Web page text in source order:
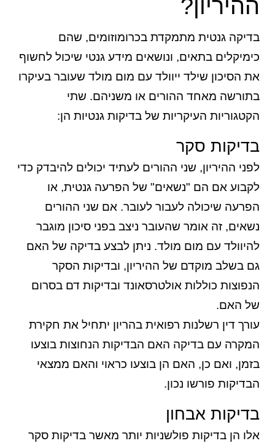
ההיריון?
בדיקה גנטית מתמקדת בכרומוזומים, שהם
כימיקלים בתאים, ונושאים מידע גנטי שיכול לחשוף
את הסיכון שילד ייוולד עם מום מולד שעובר בעיקרו
בתורשה מאחד ההורים או משניהם. שתי
הקטגוריות העיקריות של בדיקות גנטיות הן:
בדיקות סקר
לפני ההיריון, שני ההורים לעתיד יכולים להיבדק כדי
לקבוע אם הם "נשאים" של הפרעה גנטית, או
הפרעה שיכולה לעבור לעובר. אם שני ההורים
נשאים, זה אומר שהעובר ניצב בפני סיכון מוגבר
להיוולד עם מום מולד. ניתן לבצע בדיקה של האם
גם בשלב מוקדם של ההיריון, ובדיקות הסקר
הנפוצות כוללות אולטרסאונד ובדיקות דם בסרום
של האם.
עורך דין רשלנות רפואית בהריון יתחיל את חקירת
המקרה עם בדיקה האם הבדיקות הנחוצות בוצעו
בזמן, ואם כן, האם הן בוצעו כראוי והאם ממצאי
הבדיקות פורשו נכון.
בדיקות אבחון
אלו הן בדיקות פולשניות יותר מאשר בדיקות סקר